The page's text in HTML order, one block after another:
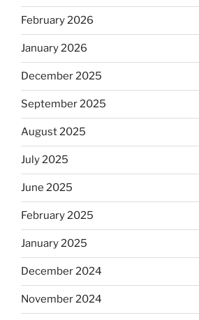
February 2026
January 2026
December 2025
September 2025
August 2025
July 2025
June 2025
February 2025
January 2025
December 2024
November 2024